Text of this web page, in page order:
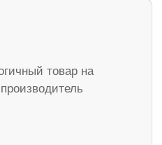
товар на